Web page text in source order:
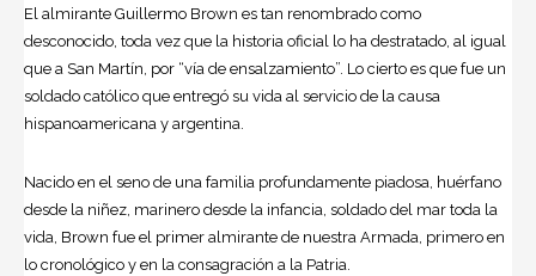
El almirante Guillermo Brown es tan renombrado como
desconocido, toda vez que la historia oficial lo ha destratado, al igual
que a San Martín, por “vía de ensalzamiento”. Lo cierto es que fue un
soldado católico que entregó su vida al servicio de la causa
hispanoamericana y argentina.
Nacido en el seno de una familia profundamente piadosa, huérfano
desde la niñez, marinero desde la infancia, soldado del mar toda la
vida, Brown fue el primer almirante de nuestra Armada, primero en
lo cronológico y en la consagración a la Patria.